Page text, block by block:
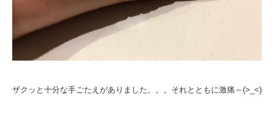
ザクッと十分な手ごたえがありました。。。それとともに激痛～(>_<)